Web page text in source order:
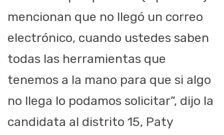
mencionan que no llegó un correo
electrónico, cuando ustedes saben
todas las herramientas que
tenemos a la mano para que si algo
no llega lo podamos solicitar”, dijo la
candidata al distrito 15, Paty